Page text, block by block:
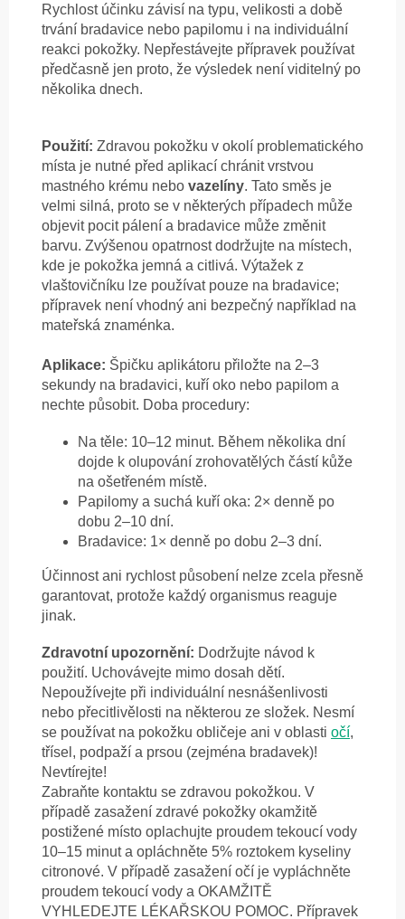
Rychlost účinku závisí na typu, velikosti a době
trvání bradavice nebo papilomu i na individuální
reakci pokožky. Nepřestávejte přípravek používat
předčasně jen proto, že výsledek není viditelný po
několika dnech.
Použití: Zdravou pokožku v okolí problematického
místa je nutné před aplikací chránit vrstvou
mastného krému nebo vazelíny. Tato směs je
velmi silná, proto se v některých případech může
objevit pocit pálení a bradavice může změnit
barvu. Zvýšenou opatrnost dodržujte na místech,
kde je pokožka jemná a citlivá. Výtažek z
vlaštovičníku lze používat pouze na bradavice;
přípravek není vhodný ani bezpečný například na
mateřská znaménka.
Aplikace: Špičku aplikátoru přiložte na 2–3
sekundy na bradavici, kuří oko nebo papilom a
nechte působit. Doba procedury:
Na těle: 10–12 minut. Během několika dní
dojde k olupování zrohovatělých částí kůže
na ošetřeném místě.
Papilomy a suchá kuří oka: 2× denně po
dobu 2–10 dní.
Bradavice: 1× denně po dobu 2–3 dní.
Účinnost ani rychlost působení nelze zcela přesně
garantovat, protože každý organismus reaguje
jinak.
Zdravotní upozornění: Dodržujte návod k
použití. Uchovávejte mimo dosah dětí.
Nepoužívejte při individuální nesnášenlivosti
nebo přecitlivělosti na některou ze složek. Nesmí
se používat na pokožku obličeje ani v oblasti očí,
třísel, podpaží a prsou (zejména bradavek)!
Nevtírejte!
Zabraňte kontaktu se zdravou pokožkou. V
případě zasažení zdravé pokožky okamžitě
postižené místo oplachujte proudem tekoucí vody
10–15 minut a opláchněte 5% roztokem kyseliny
citronové. V případě zasažení očí je vypláchněte
proudem tekoucí vody a OKAMŽITĚ
VYHLEDEJTE LÉKAŘSKOU POMOC. Přípravek